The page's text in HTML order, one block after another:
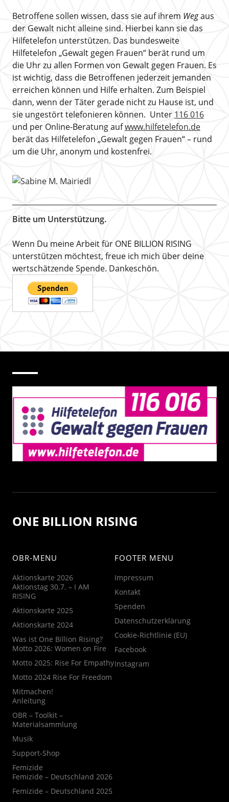
Betroffene sollen wissen, dass sie auf ihrem Wegaus
der Gewalt nicht alleine sind. Hierbei kann sie das
Hilfetelefon unterstützen. Das bundesweite
Hilfetelefon „Gewalt gegen Frauen“ berät rund um
die Uhr zu allen Formen von Gewalt gegen Frauen. Es
ist wichtig, dass die Betroffenen jederzeit jemanden
erreichen können und Hilfe erhalten. Zum Beispiel
dann, wenn der Täter gerade nicht zu Hause ist, und
sie ungestört telefonieren können. Unter 116 016
und per Online-Beratung aufwww.hilfetelefon.de
berät das Hilfetelefon „Gewalt gegen Frauen“ – rund
um die Uhr, anonym und kostenfrei.
Bitte um Unterstützung.
Wenn Du meine Arbeit für ONE BILLION RISING
unterstützen möchtest, freue ich mich über deine
wertschätzende Spende. Dankeschön.
ONE BILLION RISING
OBR-MENU
Aktionskarte 2026
Aktionstag 30.7. – I AM
RISING
Aktionskarte 2025
Aktionskarte 2024
Was ist One Billion Rising?
Motto 2026: Women on Fire
Motto 2025: Rise For Empathy
Motto 2024 Rise For Freedom
Mitmachen!
Anleitung
OBR – Toolkit –
Materialsammlung
Musik
Support-Shop
Femizide
Femizide – Deutschland 2026
Femizide – Deutschland 2025
FOOTER MENU
Impressum
Kontakt
Spenden
Datenschutzerklärung
Cookie-Richtlinie (EU)
Facebook
Instagram